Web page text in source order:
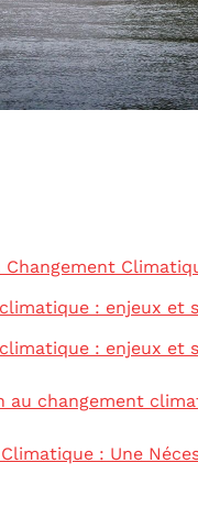
Changement
: enjeux et
: enjeux et
au changement
: Une